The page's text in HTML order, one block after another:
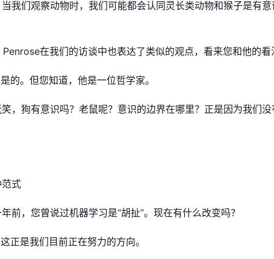
我们观察动物时，我们可能都会认同灵长类动物和猴子是有
在我们的访谈中也表达了类似的观点，看来您和他的看
是的。但您知道，他是一位哲学家。
，狗有意识吗？老鼠呢？意识的边界在哪里？正是因为我们
式
前，您曾说过机器学习是“胡扯”。现在有什么改变吗？
这正是我们目前正在努力的方向。